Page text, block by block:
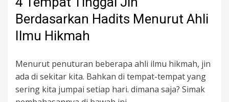
Berdasarkan Hadits Menurut Ahli
Ilmu Hikmah
Menurut penuturan beberapa ahli ilmu hikmah, jin
ada di sekitar kita. Bahkan di tempat-tempat yang
sering kita jumpai setiap hari. dimana saja? Simak